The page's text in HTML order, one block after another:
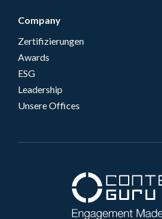
Company
Zertifizierungen
Awards
ESG
Leadership
Unsere Offices